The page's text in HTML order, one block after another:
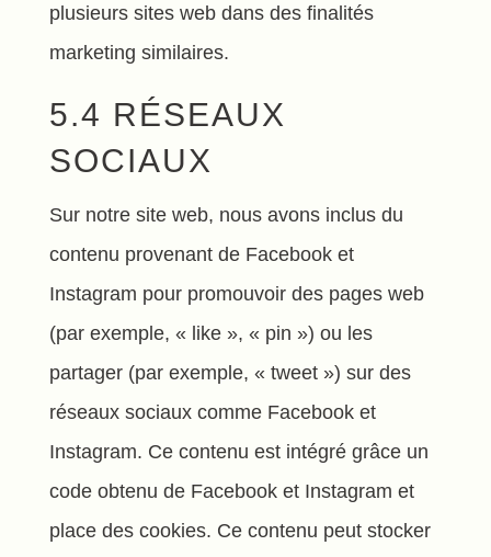
plusieurs sites web dans des finalités
marketing similaires.
5.4 RÉSEAUX
SOCIAUX
Sur notre site web, nous avons inclus du
contenu provenant de Facebook et
Instagram pour promouvoir des pages web
(par exemple, « like », « pin ») ou les
partager (par exemple, « tweet ») sur des
réseaux sociaux comme Facebook et
Instagram. Ce contenu est intégré grâce un
code obtenu de Facebook et Instagram et
place des cookies. Ce contenu peut stocker